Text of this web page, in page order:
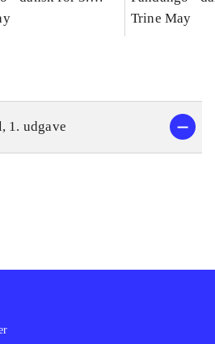
- -
klasse :
Trine May
1. udgave